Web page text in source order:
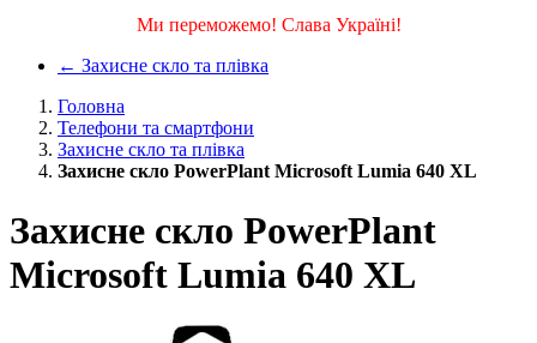
Ми переможемо! Слава Україні!
← Захисне скло та плівка
Головна
Телефони та смартфони
Захисне скло та плівка
Захисне скло PowerPlant Microsoft Lumia 640 XL
Захисне скло PowerPlant
Microsoft Lumia 640 XL